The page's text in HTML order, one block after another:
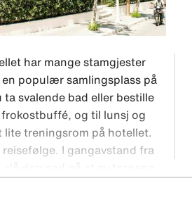
har mange stamgjester
populær samlingsplass på
svalende bad eller bestille
og til lunsj og
lite treningsrom på hotellet.
I gangavstand fra